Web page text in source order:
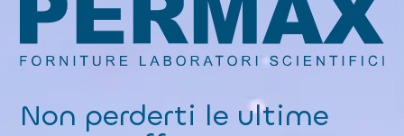
Non perderti le ultime